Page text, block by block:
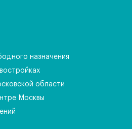
назначения
области
Москвы